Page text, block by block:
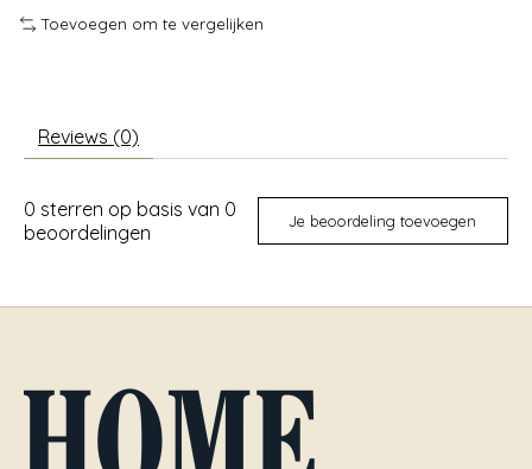
Toevoegen om te vergelijken
Reviews (0)
0 sterren op basis van 0
beoordelingen
Je beoordeling toevoegen